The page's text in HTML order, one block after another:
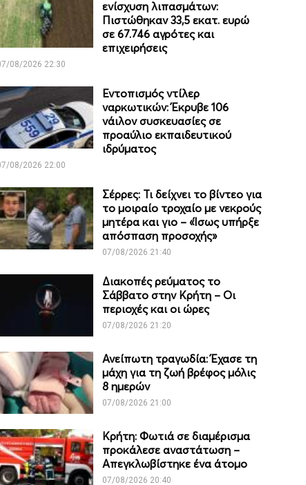
ενίσχυση λιπασμάτων:
Πιστώθηκαν 33,5 εκατ. ευρώ
σε 67.746 αγρότες και
επιχειρήσεις
08/2026 22:30
Εντοπισμός ντίλερ
ναρκωτικών: Έκρυβε 106
νάιλον συσκευασίες σε
προαύλιο εκπαιδευτικού
ιδρύματος
08/2026 22:00
Σέρρες: Τι δείχνει το βίντεο για
το μοιραίο τροχαίο με νεκρούς
μητέρα και γιο – «Ίσως υπήρξε
απόσπαση προσοχής»
07/08/2026 21:40
Διακοπές ρεύματος το
Σάββατο στην Κρήτη – Οι
περιοχές και οι ώρες
07/08/2026 21:20
Ανείπωτη τραγωδία: Έχασε τη
μάχη για τη ζωή βρέφος μόλις
8 ημερών
07/08/2026 21:00
Κρήτη: Φωτιά σε διαμέρισμα
προκάλεσε αναστάτωση –
Απεγκλωβίστηκε ένα άτομο
07/08/2026 20:40